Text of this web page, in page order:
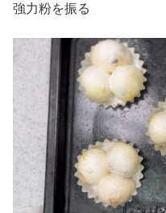
強力粉を振る